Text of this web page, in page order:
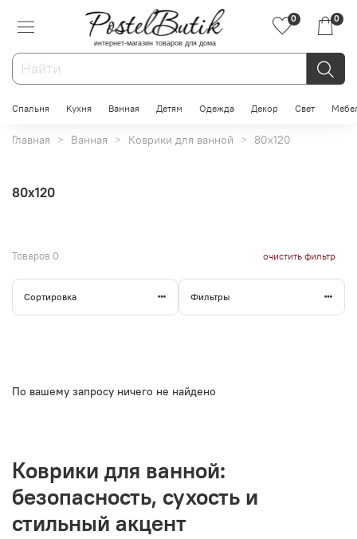
интернет-магазин товаров для дома
0 0
Спальня Кухня Ванная Детям Одежда Декор Свет
Главная Ванная Коврики для ванной 80x120
80x120
Товаров 0 очистить фильтр
Сортировка Фильтры
По вашему запросу ничего не найдено
Коврики для ванной:
безопасность, сухость и
стильный акцент